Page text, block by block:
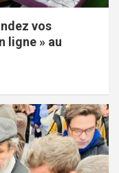
vos
ligne » au